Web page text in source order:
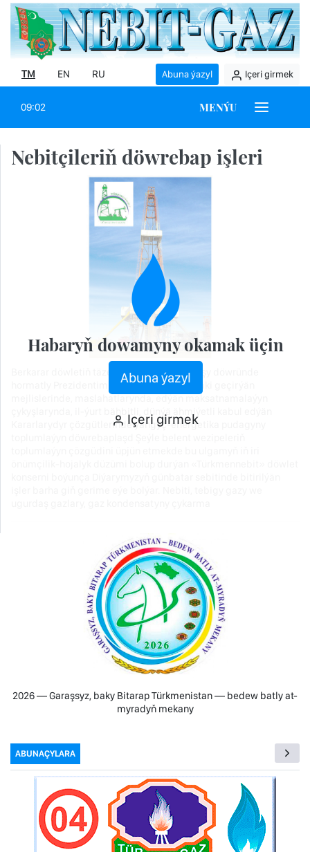
TM EN RU Abuna ýazyl Içeri girmek
09:02 MENÝU
Nebitçileriň döwrebap işleri
Berkarar döwletiň täze eýýamynyň Galkynyşy döwründe
hormatly Prezidentimiz döwlet derejesindäki geçirýän
mejlislerinde, maslahatlarynda, edýän maksatnamalaýyn
çykyşlarynda, il-ýurt bähbitli, dünýä ähmiýetli kabul edýän
Kararlarydyr çözgütlerinde ýangyç-energetika pudagyny
Habaryň dowamyny okamak üçin
Abuna ýazyl
Içeri girmek
2026 — Garaşsyz, baky Bitarap Türkmenistan — bedew batly at-
myradyň mekany
ABUNAÇYLARA